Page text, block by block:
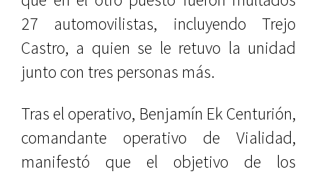
27 automovilistas, incluyendo Trejo
Castro, a quien se le retuvo la unidad
junto con tres personas más.
Tras el operativo, Benjamín Ek Centurión,
comandante operativo de Vialidad,
manifestó que el objetivo de los